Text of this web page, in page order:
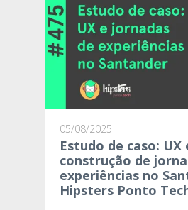
05/08/2025
Estudo de caso: UX
construção de
experiências no
Hipsters Ponto